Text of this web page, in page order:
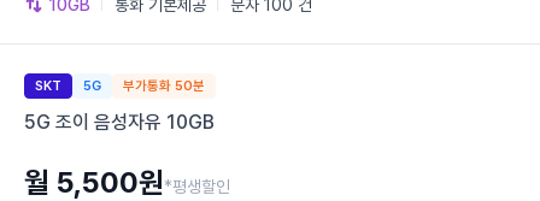
10GB 통화 기본제공 문자 100 건
SKT 5G 부가통화 50분
5G 조이 음성자유 10GB
월 5,500원*평생할인